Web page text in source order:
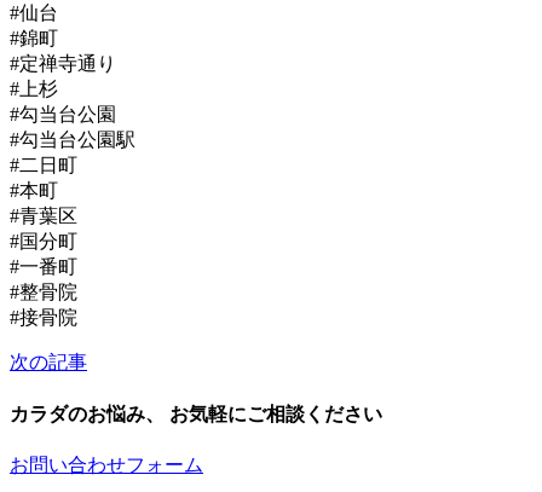
#仙台
#錦町
#定禅寺通り
#上杉
#勾当台公園
#勾当台公園駅
#二日町
#本町
#青葉区
#国分町
#一番町
#整骨院
#接骨院
次の記事
カラダのお悩み、 お気軽にご相談ください
お問い合わせフォーム